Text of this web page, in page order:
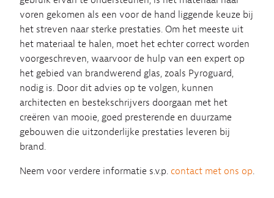
voren gekomen als een voor de hand liggende keuze bij
het streven naar sterke prestaties. Om het meeste uit
het materiaal te halen, moet het echter correct worden
voorgeschreven, waarvoor de hulp van een expert op
het gebied van brandwerend glas, zoals Pyroguard,
nodig is. Door dit advies op te volgen, kunnen
architecten en bestekschrijvers doorgaan met het
creëren van mooie, goed presterende en duurzame
gebouwen die uitzonderlijke prestaties leveren bij
brand.
Neem voor verdere informatie s.v.p. contact met ons op.